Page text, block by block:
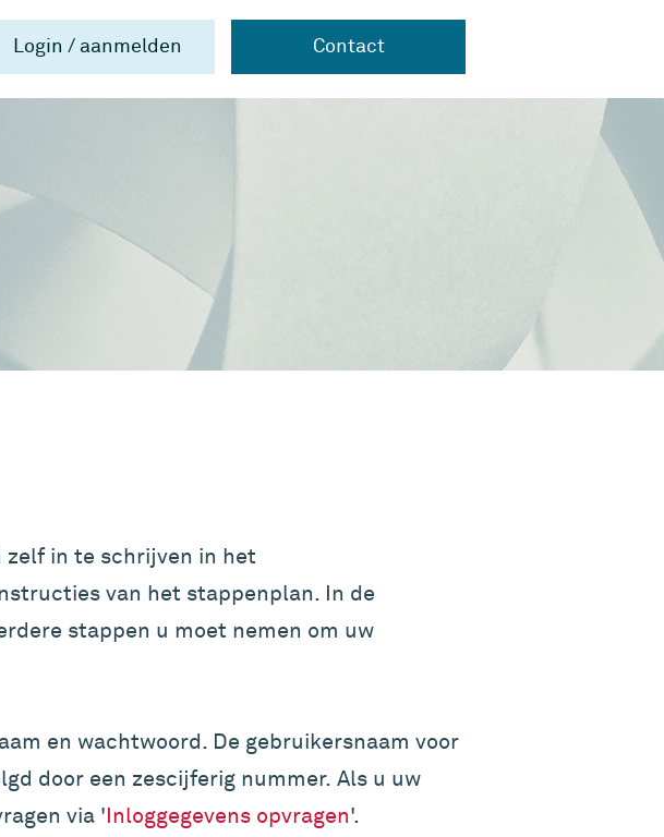
Login / aanmelden Contact
zelf in te schrijven in het
van het stappenplan. In de
stappen u moet nemen om uw
en wachtwoord. De gebruikersnaam voor
door een zescijferig nummer. Als u uw
via 'Inloggegevens opvragen'.